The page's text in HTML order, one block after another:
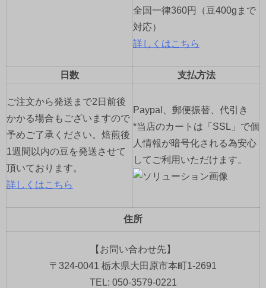
全国一律360円（豆400gまで
対応）
詳しくはこちら
日数 支払方法
ご注文から発送まで2日前後
かかる場合もございますので
予めご了承ください。焙煎後
1週間以内の豆を発送させて
頂いております。
詳しくはこちら
Paypal、郵便振替、代引き
*当店のカートは「SSL」で個
人情報が暗号化される為安心
してご利用いただけます。
住所
【お問い合わせ先】
〒324-0041 栃木県大田原市本町1-2691
TEL: 050-3579-0221